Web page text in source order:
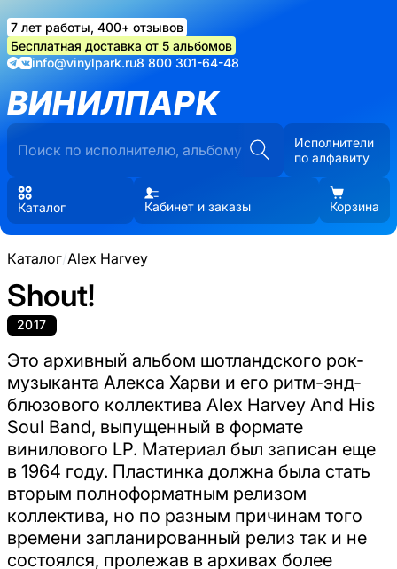
7 лет работы, 400+ отзывов
Бесплатная доставка от 5 альбомов
info@vinylpark.ru8 800 301-64-48
ВИНИЛПАРК
Исполнители
по алфавиту
Каталог Кабинет и заказы Корзина
Каталог/Alex Harvey
Shout!
2017
Это архивный альбом шотландского рок-
музыканта Алекса Харви и его ритм-энд-
блюзового коллектива Alex Harvey And His
Soul Band, выпущенный в формате
винилового LP. Материал был записан еще
в 1964 году. Пластинка должна была стать
вторым полноформатным релизом
коллектива, но по разным причинам того
времени запланированный релиз так и не
состоялся, пролежав в архивах более